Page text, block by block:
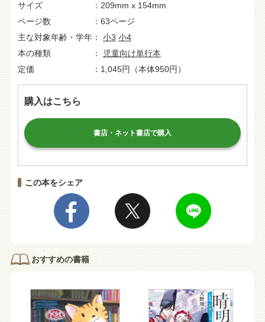
サイズ
209mm x 154mm
ページ数
63ページ
主な対象年齢・学年
小3 小4
本の種類
児童向け単行本
定価
1,045円（本体950円）
購入はこちら
書店・ネット書店で購入
この本をシェア
おすすめの書籍